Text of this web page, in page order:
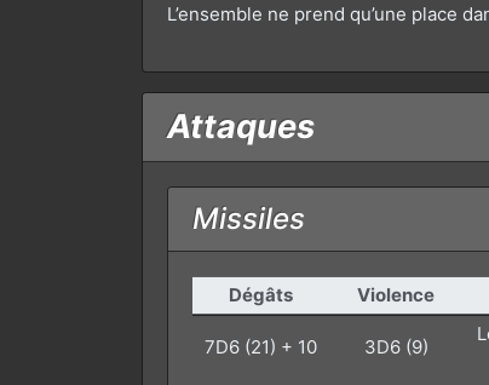
L’ensemble ne prend qu’une place
Attaques
Missiles
Dégâts Violence
7D6 (21) + 10 3D6 (9)